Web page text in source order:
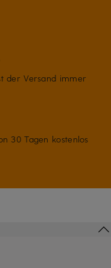
der Versand immer
30 Tagen kostenlos